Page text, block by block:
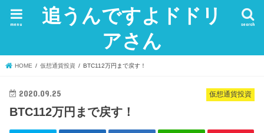
追うんですよドドリ
アさん
search
menu
HOME 仮想通貨投資 BTC112万円まで戻す！
仮想通貨投資
2020.09.25
BTC112万円まで戻す！